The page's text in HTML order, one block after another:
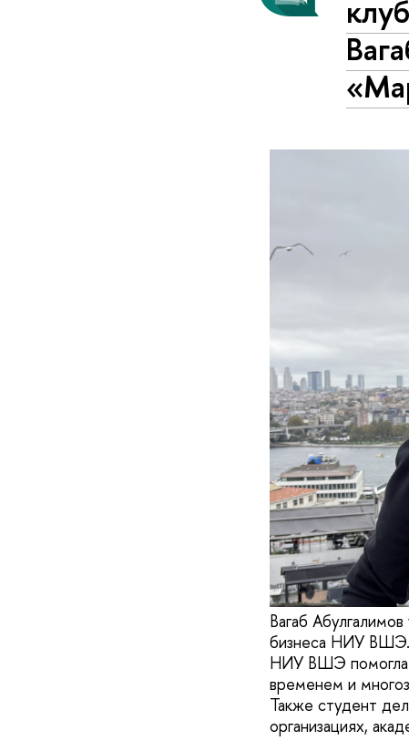
Вагаб
бизнеса НИУ ВШЭ.
НИУ ВШЭ помогла
временем и
Также студент
организациях,